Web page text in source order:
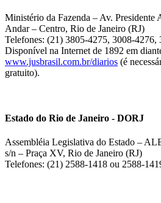
Ministério da Fazenda – Av. Presidente
Andar – Centro, Rio de Janeiro (RJ)
Telefones: (21) 3805-4275, 3008-
Disponível na Internet de 1892 em
www.jusbrasil.com.br/diarios (é
gratuito).
Estado do Rio de Janeiro - DORJ
Assembléia Legislativa do Estado –
s/n – Praça XV, Rio de Janeiro (RJ)
Telefones: (21) 2588-1418 ou 2588-